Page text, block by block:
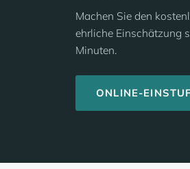
Machen Sie den
ehrliche Einschätzung
Minuten.
ONLINE-